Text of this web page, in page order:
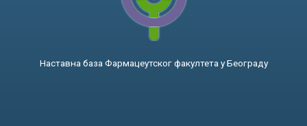
Наставна база Фармацеутског факултета у Београду